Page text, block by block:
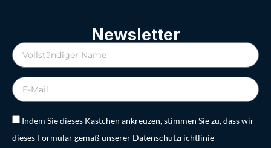
Newsletter
Indem Sie dieses Kästchen ankreuzen, stimmen Sie zu, dass wir
dieses Formular gemäß unserer Datenschutzrichtlinie